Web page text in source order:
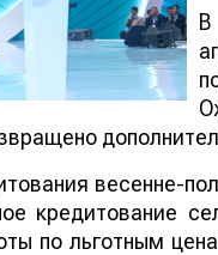
весенне-
кредитование
по льготным